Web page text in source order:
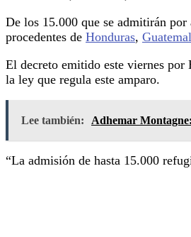
De los 15.000 que se admitirán
procedentes de Honduras,
El decreto emitido este viernes por
la ley que regula este amparo.
Lee también: Adhemar
“La admisión de hasta 15.000